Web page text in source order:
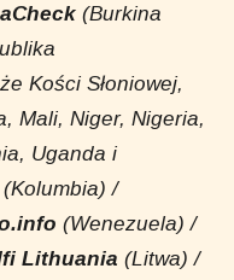
(Burkina
Kości Słoniowej,
Mali, Niger, Nigeria,
Uganda i
(Kolumbia) /
(Wenezuela) /
Lithuania(Litwa) /